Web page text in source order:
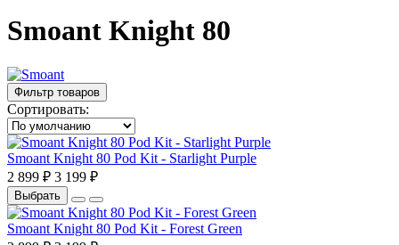
Smoant Knight 80
Фильтр товаров
Сортировать:
Smoant Knight 80 Pod Kit - Starlight Purple
2 899 ₽ 3 199 ₽
Выбрать
Smoant Knight 80 Pod Kit - Forest Green